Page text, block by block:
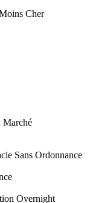
Cher
Marché
Sans Ordonnance
Overnight